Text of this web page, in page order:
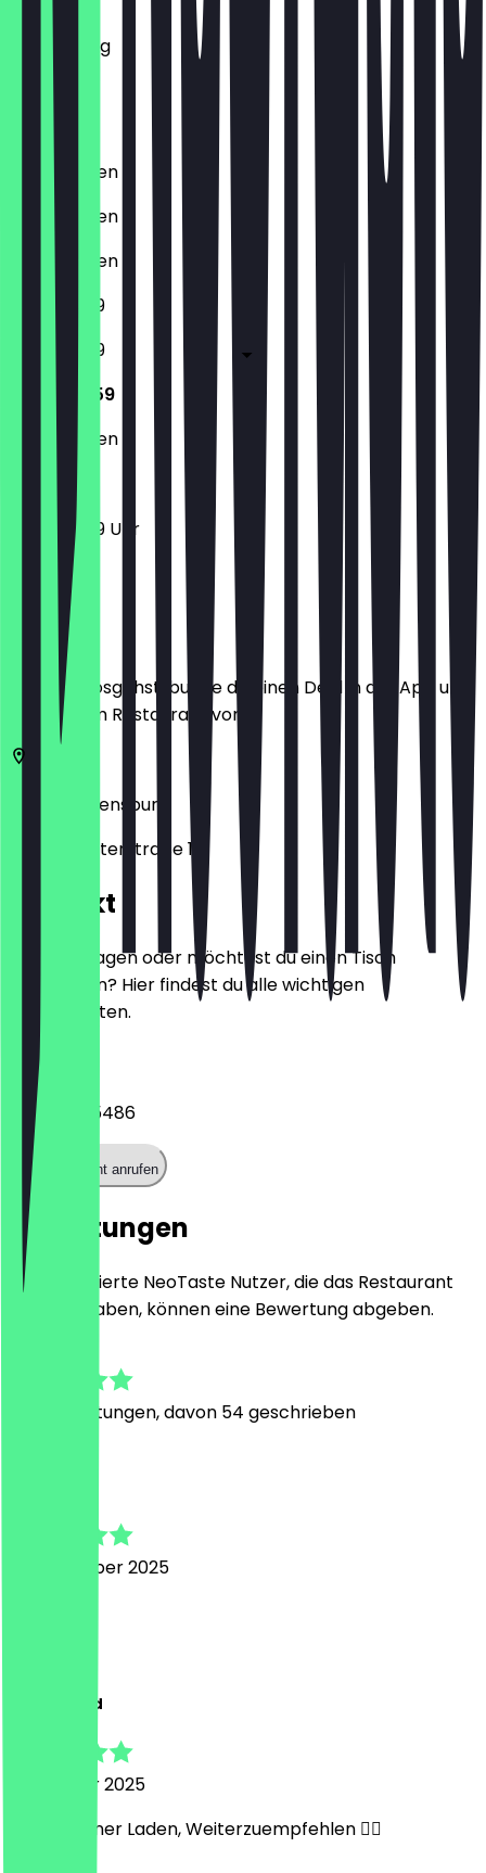
Mittwoch
Donnerstag
Freitag
Samstag
Sonntag
Geschlossen
Geschlossen
Geschlossen
11:30 - 23:59
11:30 - 23:59
11:30 - 23:59
Geschlossen
11:30 - 23:59 Uhr
Bevor du losgehst, buche dir einen Deal in der App und
zeige ihn im Restaurant vor.
Regensburg
Obermünsterstraße 11
Kontakt
Hast du Fragen oder möchtest du einen Tisch
reservieren? Hier findest du alle wichtigen
Kontaktdaten.
Telefon
094146585486
Restaurant anrufen
Bewertungen
Nur registrierte NeoTaste Nutzer, die das Restaurant
besucht haben, können eine Bewertung abgeben.
Bewertungen, davon 54 geschrieben
18. Dezember 2025
Muhammed
11. Oktober 2025
Sehr schöner Laden, Weiterzuempfehlen 👍🏾